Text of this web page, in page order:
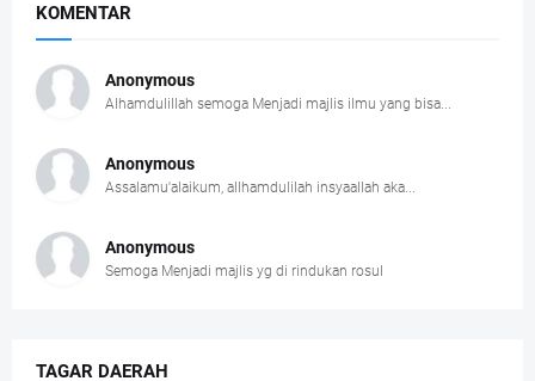
KOMENTAR
Anonymous
Alhamdulillah semoga Menjadi majlis ilmu yang bisa...
Anonymous
Assalamu'alaikum, allhamdulilah insyaallah aka...
Anonymous
Semoga Menjadi majlis yg di rindukan rosul
TAGAR DAERAH